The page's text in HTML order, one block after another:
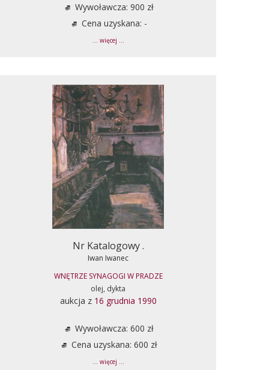
Wywoławcza: 900 zł
Cena uzyskana: -
... więcej ...
Nr Katalogowy .
Iwan Iwanec
WNĘTRZE SYNAGOGI W PRADZE
olej, dykta
aukcja z 16 grudnia 1990
Wywoławcza: 600 zł
Cena uzyskana: 600 zł
... więcej ...